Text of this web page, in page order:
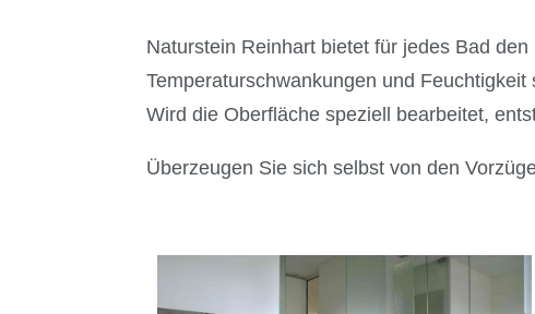
Naturstein Reinhart bietet für jedes Bad
Temperaturschwankungen und
Wird die Oberfläche speziell bearbeitet,
Überzeugen Sie sich selbst von den